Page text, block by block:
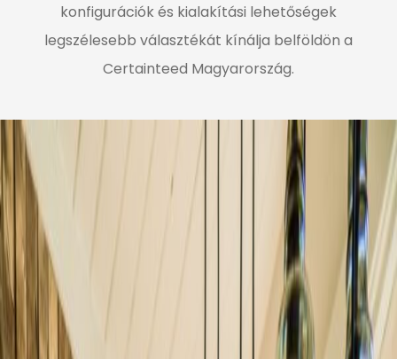
konfigurációk és kialakítási lehetőségek
legszélesebb választékát kínálja belföldön a
Certainteed Magyarország.